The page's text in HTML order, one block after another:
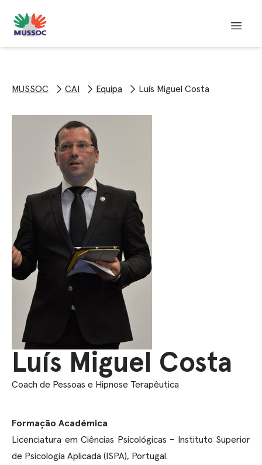
MUSSOC CAI Equipa Luís Miguel Costa
Luís Miguel Costa
Coach de Pessoas e Hipnose Terapêutica
Formação Académica
Licenciatura em Ciências Psicológicas - Instituto Superior
de Psicologia Aplicada (ISPA), Portugal.